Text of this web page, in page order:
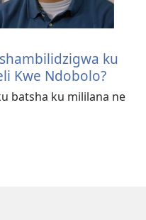
ku
Kwe Ndobolo?
batsha ku mililana ne